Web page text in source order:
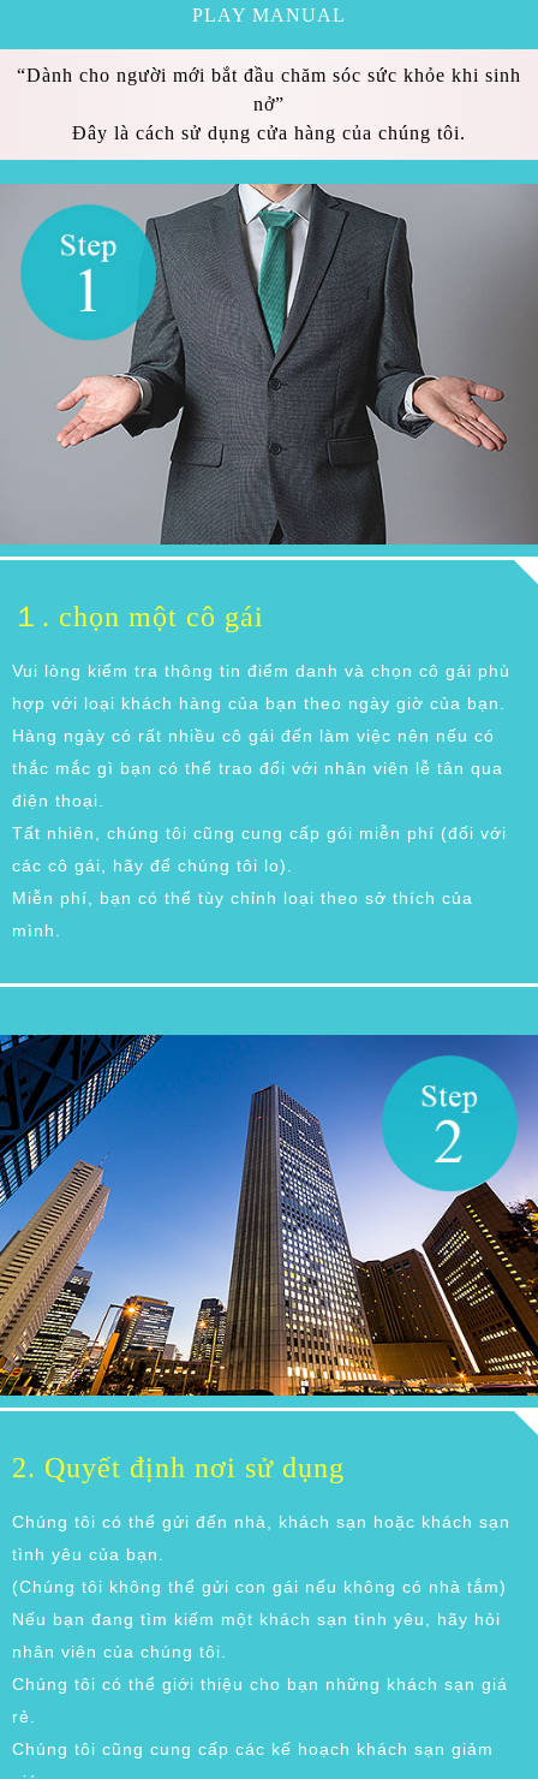
PLAY MANUAL
“Dành cho người mới bắt đầu chăm sóc sức khỏe khi sinh
nở”
Đây là cách sử dụng cửa hàng của chúng tôi.
１. chọn một cô gái
Vui lòng kiểm tra thông tin điểm danh và chọn cô gái phù
hợp với loại khách hàng của bạn theo ngày giờ của bạn.
Hàng ngày có rất nhiều cô gái đến làm việc nên nếu có
thắc mắc gì bạn có thể trao đổi với nhân viên lễ tân qua
điện thoại.
Tất nhiên, chúng tôi cũng cung cấp gói miễn phí (đối với
các cô gái, hãy để chúng tôi lo).
Miễn phí, bạn có thể tùy chỉnh loại theo sở thích của
mình.
2. Quyết định nơi sử dụng
Chúng tôi có thể gửi đến nhà, khách sạn hoặc khách sạn
tình yêu của bạn.
(Chúng tôi không thể gửi con gái nếu không có nhà tắm)
Nếu bạn đang tìm kiếm một khách sạn tình yêu, hãy hỏi
nhân viên của chúng tôi.
Chúng tôi có thể giới thiệu cho bạn những khách sạn giá
rẻ.
Chúng tôi cũng cung cấp các kế hoạch khách sạn giảm